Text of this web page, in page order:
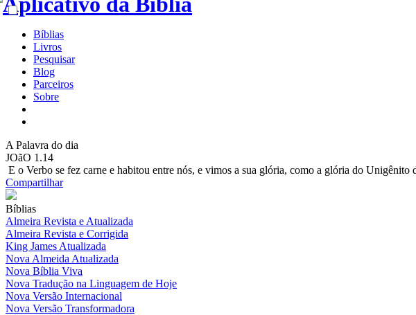
Bíblias
Livros
Pesquisar
Blog
Parceiros
Sobre
A Palavra do dia
JOãO 1.14
E o Verbo se fez carne e habitou entre nós, e vimos a sua glória, como a glória do Unigênito
Compartilhar
Bíblias
Almeira Revista e Atualizada
Almeira Revista e Corrigida
King James Atualizada
Nova Almeida Atualizada
Nova Bíblia Viva
Nova Tradução na Linguagem de Hoje
Nova Versão Internacional
Nova Versão Transformadora